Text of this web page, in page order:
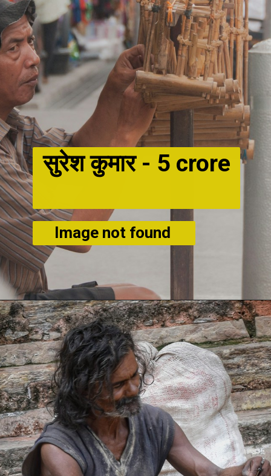
सुरेश कुमार - 5 crore
Image not found